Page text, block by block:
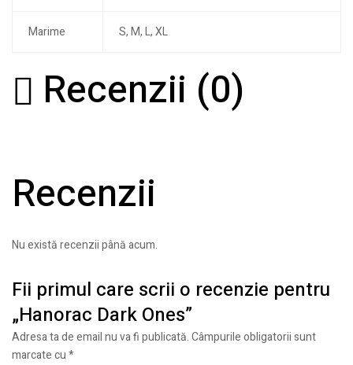
Marime S, M, L, XL
Recenzii (0)
Recenzii
Nu există recenzii până acum.
Fii primul care scrii o recenzie pentru
„Hanorac Dark Ones”
Adresa ta de email nu va fi publicată.Câmpurile obligatorii sunt
marcate cu*